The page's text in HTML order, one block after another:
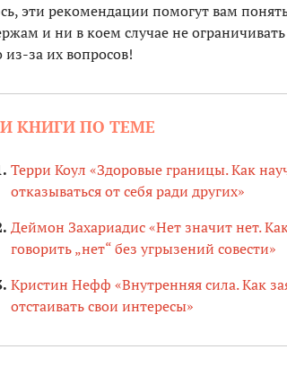
эти рекомендации помогут вам
и ни в коем случае не
из-за их вопросов!
КНИГИ ПО ТЕМЕ
Терри Коул «Здоровые границы. Как
отказываться от себя ради других»
Деймон Захариадис «Нет значит нет.
говорить „нет“ без угрызений совести»
Кристин Нефф «Внутренняя сила. Как
отстаивать свои интересы»